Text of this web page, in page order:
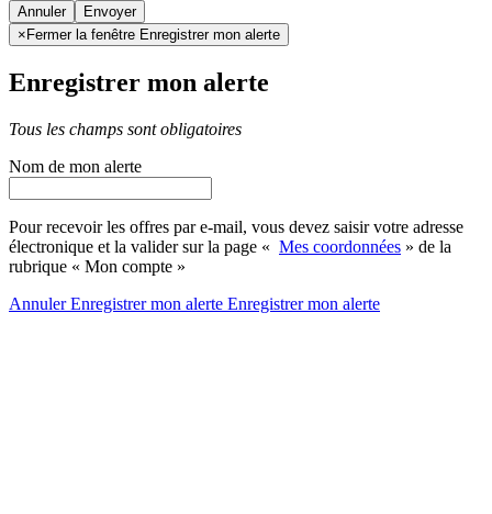
Annuler
× Fermer la fenêtre Enregistrer mon alerte
Enregistrer mon alerte
Tous les champs sont obligatoires
Nom de mon alerte
Pour recevoir les offres par e-mail, vous devez saisir votre adresse
électronique et la valider sur la page « Mes coordonnées » de la
rubrique « Mon compte »
AnnulerEnregistrer mon alerte Enregistrermon alerte